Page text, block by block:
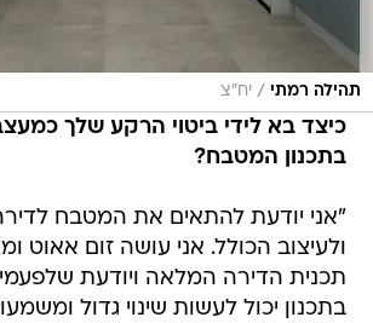
תהילה רמתי / יח"צ
כיצד בא לידי ביטוי הרקע שלך
בתכנון המטבח?
"אני יודעת להתאים את המטבח
ולעיצוב הכולל. אני עושה זום אאוט
תכנית הדירה המלאה ויודעת
בתכנון יכול לעשות שינוי גדול